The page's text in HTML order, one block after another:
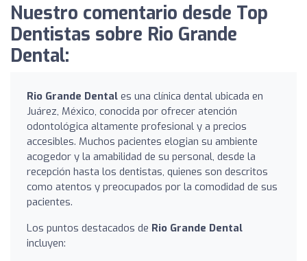
Nuestro comentario desde Top
Dentistas sobre Rio Grande
Dental:
Rio Grande Dental es una clínica dental ubicada en
Juárez, México, conocida por ofrecer atención
odontológica altamente profesional y a precios
accesibles. Muchos pacientes elogian su ambiente
acogedor y la amabilidad de su personal, desde la
recepción hasta los dentistas, quienes son descritos
como atentos y preocupados por la comodidad de sus
pacientes.
Los puntos destacados de Rio Grande Dental
incluyen: